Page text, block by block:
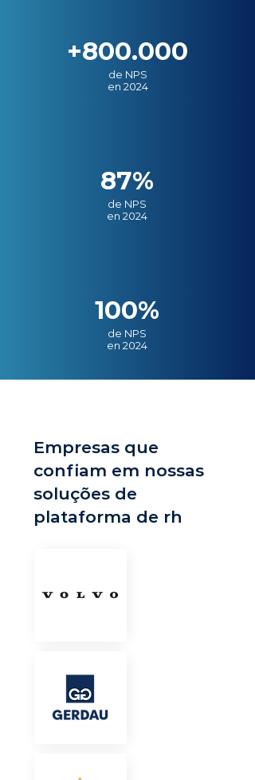
+800.000
de NPS
en 2024
87%
de NPS
en 2024
100%
de NPS
en 2024
Empresas que
confiam em nossas
soluções de
plataforma de rh